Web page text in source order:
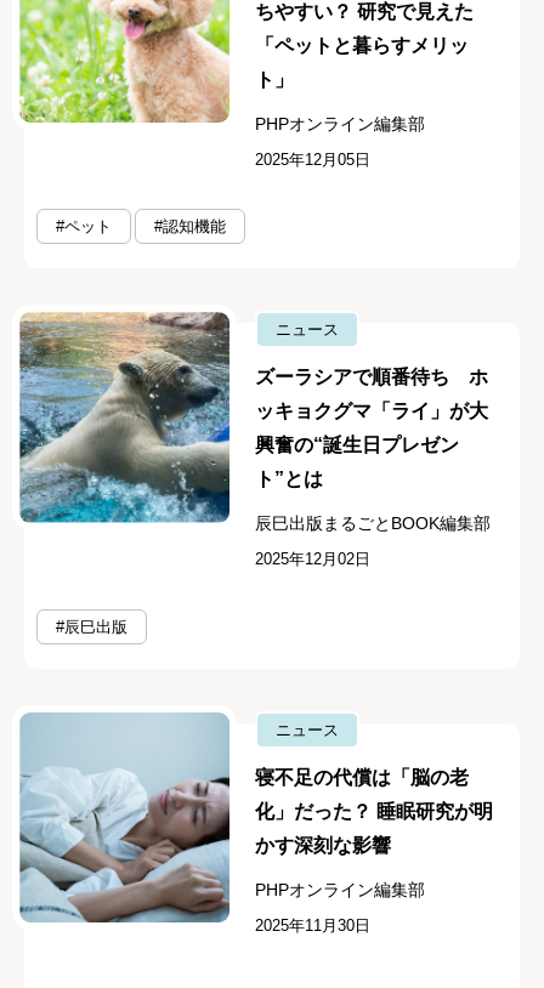
ちやすい？ 研究で見えた
「ペットと暮らすメリッ
ト」
PHPオンライン編集部
2025年12月05日
#ペット #認知機能
ニュース
ズーラシアで順番待ち ホ
ッキョクグマ「ライ」が大
興奮の“誕生日プレゼン
ト”とは
辰巳出版まるごとBOOK編集部
2025年12月02日
#辰巳出版
ニュース
寝不足の代償は「脳の老
化」だった？ 睡眠研究が明
かす深刻な影響
PHPオンライン編集部
2025年11月30日